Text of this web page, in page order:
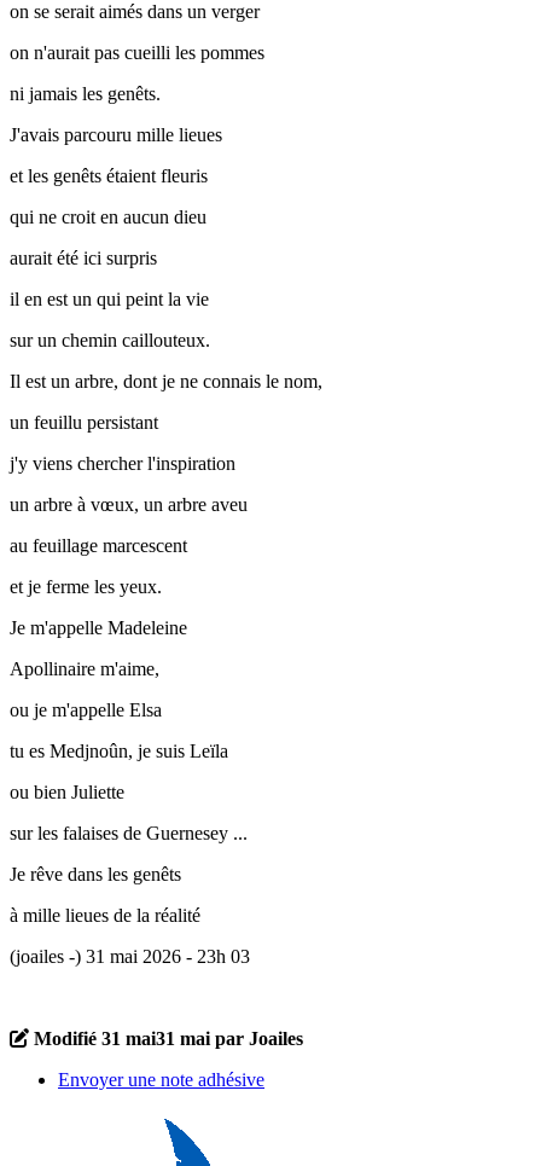
on se serait aimés dans un verger
on n'aurait pas cueilli les pommes
ni jamais les genêts.
J'avais parcouru mille lieues
et les genêts étaient fleuris
qui ne croit en aucun dieu
aurait été ici surpris
il en est un qui peint la vie
sur un chemin caillouteux.
Il est un arbre, dont je ne connais le nom,
un feuillu persistant
j'y viens chercher l'inspiration
un arbre à vœux, un arbre aveu
au feuillage marcescent
et je ferme les yeux.
Je m'appelle Madeleine
Apollinaire m'aime,
ou je m'appelle Elsa
tu es Medjnoûn, je suis Leïla
ou bien Juliette
sur les falaises de Guernesey ...
Je rêve dans les genêts
à mille lieues de la réalité
(joailes -) 31 mai 2026 - 23h 03
Modifié 31 mai31 mai par Joailes
Envoyer une note adhésive